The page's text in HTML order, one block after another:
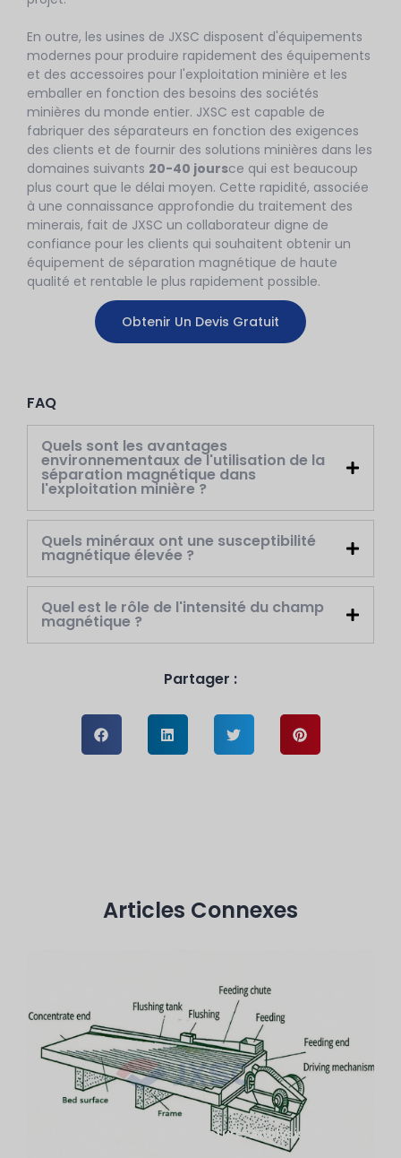
En outre, les usines de JXSC disposent d'équipements
modernes pour produire rapidement des équipements
et des accessoires pour l'exploitation minière et les
emballer en fonction des besoins des sociétés
minières du monde entier. JXSC est capable de
fabriquer des séparateurs en fonction des exigences
des clients et de fournir des solutions minières dans les
domaines suivants 20-40 joursce qui est beaucoup
plus court que le délai moyen. Cette rapidité, associée
à une connaissance approfondie du traitement des
minerais, fait de JXSC un collaborateur digne de
confiance pour les clients qui souhaitent obtenir un
équipement de séparation magnétique de haute
qualité et rentable le plus rapidement possible.
Obtenir Un Devis Gratuit
FAQ
Quels sont les avantages
environnementaux de l'utilisation de la
séparation magnétique dans
l'exploitation minière ?
Quels minéraux ont une susceptibilité
magnétique élevée ?
Quel est le rôle de l'intensité du champ
magnétique ?
Partager :
Articles Connexes
Mining Shaker Table Structure: Analysis Of 7